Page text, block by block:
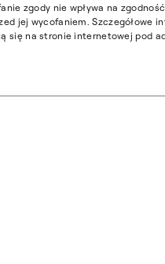
zgody nie wpływa na
jej wycofaniem. Szczegółowe
się na stronie internetowej pod